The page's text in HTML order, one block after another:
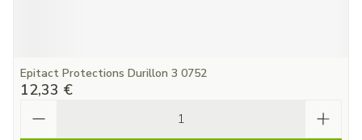
Epitact Protections Durillon 3 0752
12,33 €